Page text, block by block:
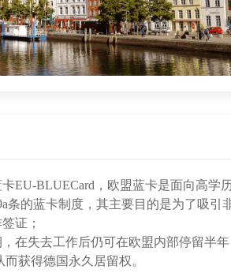
EU-BLUECard，欧盟蓝卡是面向高学
条的蓝卡制度，其主要目的是为了吸引
证；
在失去工作后仍可在欧盟内部停留半
获得德国永久居留权。